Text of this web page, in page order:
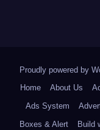
Proudly powered by
Home
About Us
Ads System
Boxes & Alert
Build